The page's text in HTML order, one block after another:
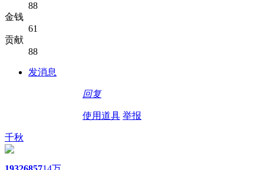
88
金钱
61
贡献
88
发消息
回复
使用道具 举报
千秋